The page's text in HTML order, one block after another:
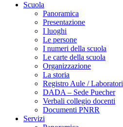
Scuola
Panoramica
Presentazione
I luoghi
Le persone
I numeri della scuola
Le carte della scuola
Organizzazione
La storia
Registro Aule / Laboratori
DADA – Sede Puecher
Verbali collegio docenti
Documenti PNRR
Servizi